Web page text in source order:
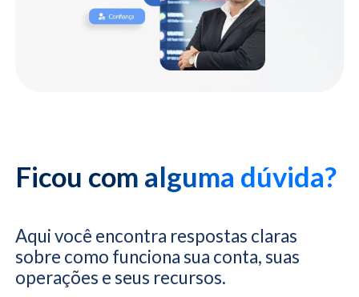
Ficou com alguma dúvida?
Aqui você encontra respostas claras
sobre como funciona sua conta, suas
operações e seus recursos.